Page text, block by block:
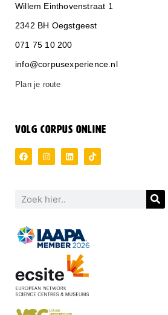
Willem Einthovenstraat 1
2342 BH Oegstgeest
071 75 10 200
info@corpusexperience.nl
Plan je route
VOLG CORPUS ONLINE